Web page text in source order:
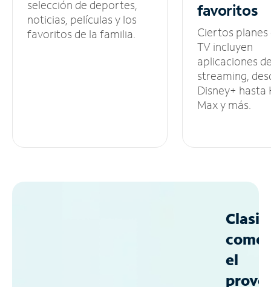
selección de deportes,
noticias, películas y los
favoritos de la familia.
favoritos
Ciertos planes
TV incluyen
aplicaciones
streaming,
Disney+ hasta
Max y más.
como
el